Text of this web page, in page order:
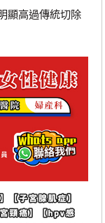
顯高過傳統切除